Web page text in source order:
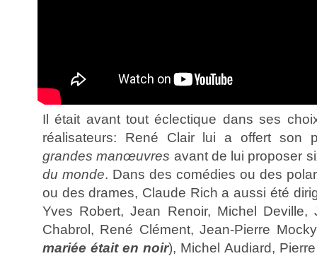
Il était avant tout éclectique dans ses
réalisateurs: René Clair lui a offert son
grandes manœuvres avant de lui proposer
du monde. Dans des comédies ou des
ou des drames, Claude Rich a aussi été
Yves Robert, Jean Renoir, Michel Deville,
Chabrol, René Clément, Jean-Pierre
mariée était en noir), Michel Audiard,